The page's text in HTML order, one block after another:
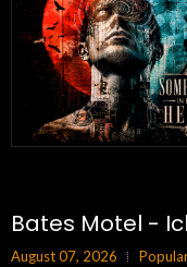
Bates Motel -
August 07, 2026